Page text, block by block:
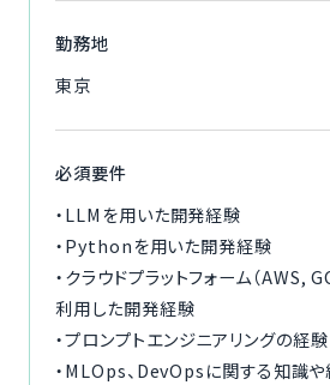
勤務地
東京
必須要件
・LLMを用いた開発経験
・Pythonを用いた開発経験
・クラウドプラットフォーム（AWS,
利用した開発経験
・プロンプトエンジニアリングの経験
・MLOps、DevOpsに関する知識